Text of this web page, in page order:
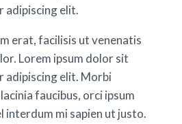
adipiscing elit.
erat, facilisis ut venenatis
Lorem ipsum dolor sit
adipiscing elit. Morbi
faucibus, orci ipsum
mi sapien ut justo.